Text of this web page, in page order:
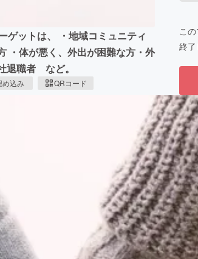
ゲットは、 ・地域コミュニティ
・体が悪く、外出が困難な方・外
退職者 など。
め込み QRコード
この
終